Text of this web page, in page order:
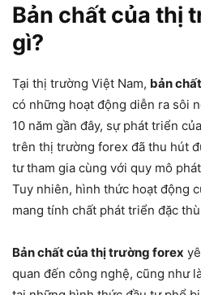
Bản chất của thị
gì?
Tại thị trường Việt Nam, bản
có những hoạt động diễn ra sôi
10 năm gần đây, sự phát triển
trên thị trường forex đã thu hút
tư tham gia cùng với quy mô
Tuy nhiên, hình thức hoạt động
mang tính chất phát triển đặc
Bản chất của thị trường forex
quan đến công nghệ, cũng như